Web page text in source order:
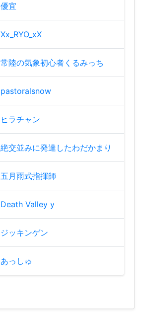
優宜
Xx_RYO_xX
常陸の気象初心者くるみっち
pastoralsnow
ヒラチャン
絶交並みに発達したわだかまり
五月雨式指揮師
Death Valley y
ジッキンゲン
あっしゅ